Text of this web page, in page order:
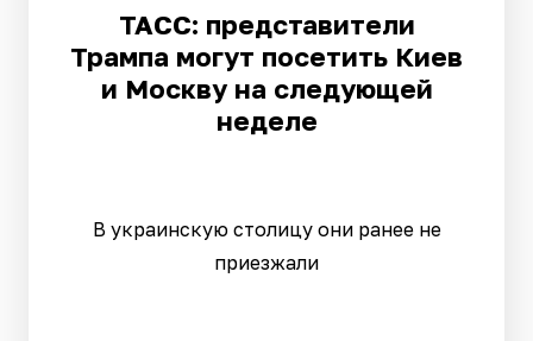
ТАСС: представители
Трампа могут посетить Киев
и Москву на следующей
неделе
В украинскую столицу они ранее не
приезжали